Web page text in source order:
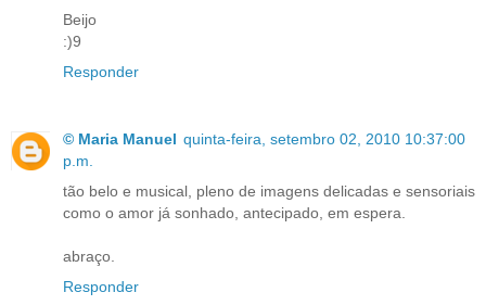
Beijo
:)9
Responder
© Maria Manuel quinta-feira, setembro 02, 2010 10:37:00
p.m.
tão belo e musical, pleno de imagens delicadas e sensoriais
como o amor já sonhado, antecipado, em espera.
abraço.
Responder